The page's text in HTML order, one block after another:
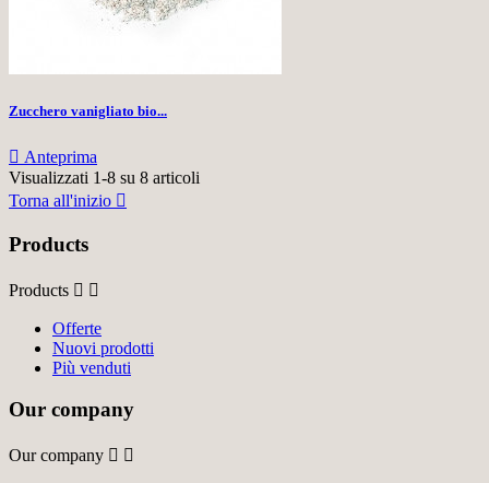
Zucchero vanigliato bio...
 Anteprima
Visualizzati 1-8 su 8 articoli
Torna all'inizio 
Products
Products  
Offerte
Nuovi prodotti
Più venduti
Our company
Our company  